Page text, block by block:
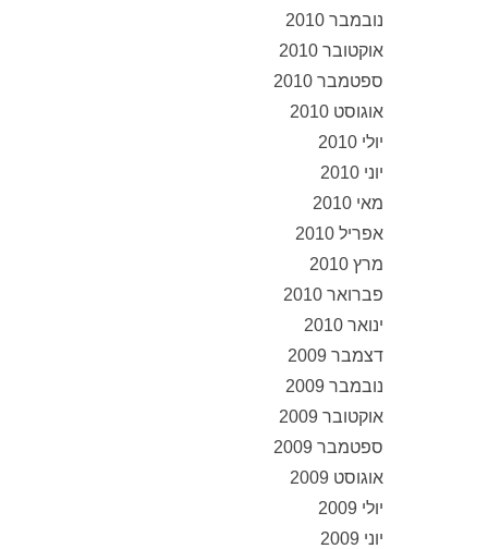
נובמבר 2010
אוקטובר 2010
ספטמבר 2010
אוגוסט 2010
יולי 2010
יוני 2010
מאי 2010
אפריל 2010
מרץ 2010
פברואר 2010
ינואר 2010
דצמבר 2009
נובמבר 2009
אוקטובר 2009
ספטמבר 2009
אוגוסט 2009
יולי 2009
יוני 2009